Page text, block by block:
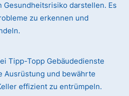
darstellen. Es
zu erkennen und
Tipp-Topp Gebäudedienste
Ausrüstung und bewährte
effizient zu entrümpeln.